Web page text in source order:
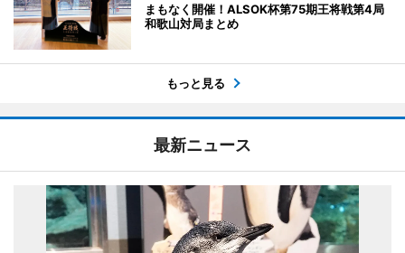
まもなく開催！ALSOK杯第75期王将戦第4局
和歌山対局まとめ
もっと見る
最新ニュース